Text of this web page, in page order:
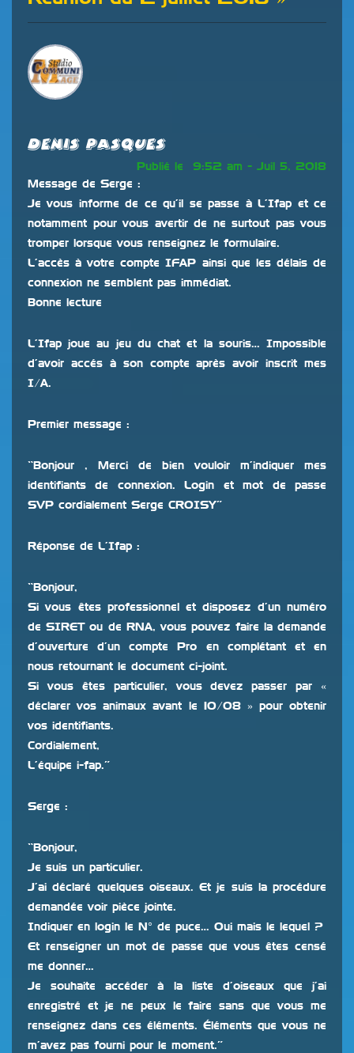
Denis Pasques
Publié le 9:52 am - Juil 5, 2018
Message de Serge :
Je vous informe de ce qu’il se passe à L’Ifap et ce
notamment pour vous avertir de ne surtout pas vous
tromper lorsque vous renseignez le formulaire.
L’accès à votre compte IFAP ainsi que les délais de
connexion ne semblent pas immédiat.
Bonne lecture
L’Ifap joue au jeu du chat et la souris… Impossible
d’avoir accés à son compte après avoir inscrit mes
I/A.
Premier message :
“Bonjour , Merci de bien vouloir m’indiquer mes
identifiants de connexion. Login et mot de passe
SVP cordialement Serge CROISY”
Réponse de L’Ifap :
“Bonjour,
Si vous êtes professionnel et disposez d’un numéro
de SIRET ou de RNA, vous pouvez faire la demande
d’ouverture d’un compte Pro en complétant et en
nous retournant le document ci-joint.
Si vous êtes particulier, vous devez passer par «
déclarer vos animaux avant le 10/08 » pour obtenir
vos identifiants.
Cordialement,
L’équipe i-fap.”
Serge :
“Bonjour,
Je suis un particulier.
J’ai déclaré quelques oiseaux. Et je suis la procédure
demandée voir pièce jointe.
Indiquer en login le N° de puce… Oui mais le lequel ?
Et renseigner un mot de passe que vous êtes censé
me donner…
Je souhaite accéder à la liste d’oiseaux que j’ai
enregistré et je ne peux le faire sans que vous me
renseignez dans ces éléments. Éléments que vous ne
m’avez pas fourni pour le moment.”